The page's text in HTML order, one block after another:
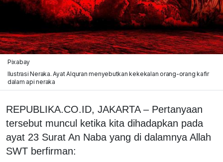
Pixabay
Ilustrasi Neraka. Ayat Alquran menyebutkan kekekalan orang-orang kafir
dalam api neraka
REPUBLIKA.CO.ID, JAKARTA – Pertanyaan
tersebut muncul ketika kita dihadapkan pada
ayat 23 Surat An Naba yang di dalamnya Allah
SWT berfirman: